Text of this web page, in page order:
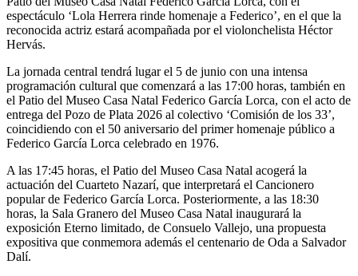
espectáculo ‘Lola Herrera rinde homenaje a Federico’, en el que la
reconocida actriz estará acompañada por el violonchelista Héctor
Hervás.
La jornada central tendrá lugar el 5 de junio con una intensa
programación cultural que comenzará a las 17:00 horas, también en
el Patio del Museo Casa Natal Federico García Lorca, con el acto de
entrega del Pozo de Plata 2026 al colectivo ‘Comisión de los 33’,
coincidiendo con el 50 aniversario del primer homenaje público a
Federico García Lorca celebrado en 1976.
A las 17:45 horas, el Patio del Museo Casa Natal acogerá la
actuación del Cuarteto Nazarí, que interpretará el Cancionero
popular de Federico García Lorca. Posteriormente, a las 18:30
horas, la Sala Granero del Museo Casa Natal inaugurará la
exposición Eterno limitado, de Consuelo Vallejo, una propuesta
expositiva que conmemora además el centenario de Oda a Salvador
Dalí.